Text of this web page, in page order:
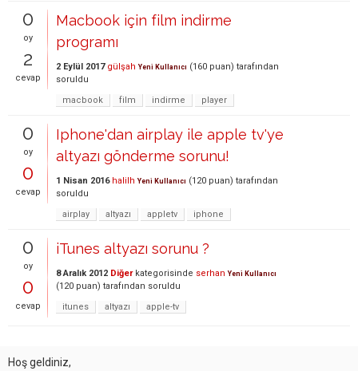
0
oy
2
cevap
Macbook için film indirme
programı
2 Eylül 2017 gülşah Yeni Kullanıcı (160 puan) tarafından
soruldu
macbook
film indirme player
0
oy
0
cevap
Iphone'dan airplay ile apple tv'ye
altyazı gönderme sorunu!
1 Nisan 2016 halilh Yeni Kullanıcı (120 puan) tarafından
soruldu
airplay
altyazı appletv iphone
0
oy
0
cevap
iTunes altyazı sorunu ?
8 Aralık 2012 Diğerkategorisinde serhan Yeni Kullanıcı
(120 puan) tarafından soruldu
itunes
altyazı apple-tv
Hoş geldiniz,